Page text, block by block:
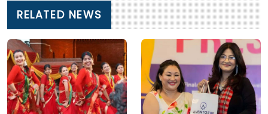
RELATED NEWS